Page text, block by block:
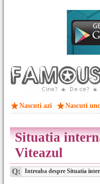
Nascuti azi Nascuti
Situatia
Viteazul
Q: Intreaba despre Situatia